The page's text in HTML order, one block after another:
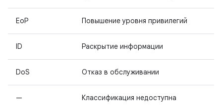
EoP Повышение уровня привилегий
ID Раскрытие информации
DoS Отказ в обслуживании
— Классификация недоступна